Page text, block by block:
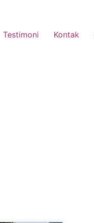
Testimoni Kontak